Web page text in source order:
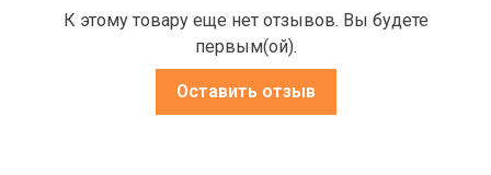
К этому товару еще нет отзывов. Вы будете
первым(ой).
Оставить отзыв